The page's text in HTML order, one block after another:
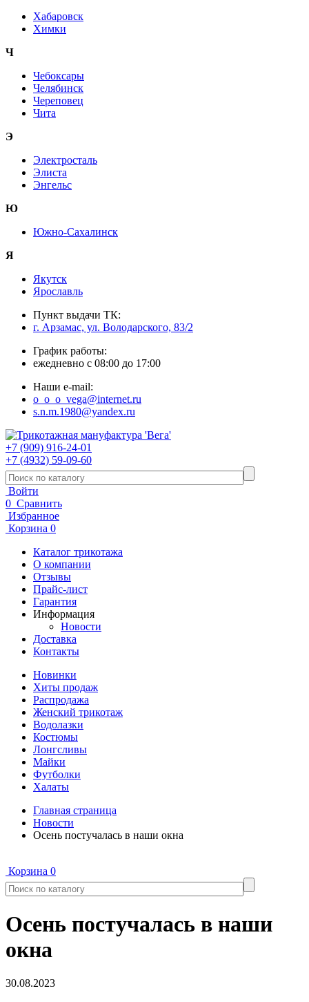
Хабаровск
Химки
Ч
Чебоксары
Челябинск
Череповец
Чита
Э
Электросталь
Элиста
Энгельс
Ю
Южно-Сахалинск
Я
Якутск
Ярославль
Пункт выдачи ТК:
г. Арзамас, ул. Володарского, 83/2
График работы:
ежедневно с 08:00 до 17:00
Наши e-mail:
o_o_o_vega@internet.ru
s.n.m.1980@yandex.ru
+7 (909) 916-24-01
+7 (4932) 59-09-60
Войти
0 Сравнить
Избранное
Корзина 0
Каталог трикотажа
О компании
Отзывы
Прайс-лист
Гарантия
Информация
Новости
Доставка
Контакты
Новинки
Хиты продаж
Распродажа
Женский трикотаж
Водолазки
Костюмы
Лонгсливы
Майки
Футболки
Халаты
Главная страница
Новости
Осень постучалась в наши окна
Корзина 0
Осень постучалась в наши
окна
30.08.2023